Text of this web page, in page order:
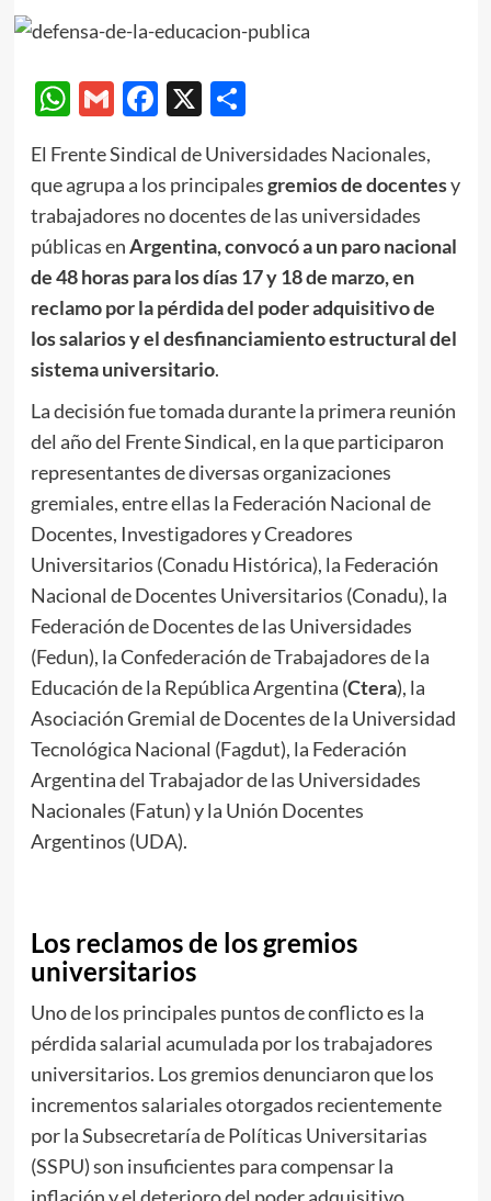
WhatsApp
GmailFacebook
X Compartir
El Frente Sindical de Universidades Nacionales,
que agrupa a los principalesgremios de docentesy
trabajadores no docentes de las universidades
públicas enArgentina, convocó a un paro nacional
de 48 horas para los días 17 y 18 de marzo, en
reclamo por la pérdida del poder adquisitivo de
los salarios y el desfinanciamiento estructural del
sistema universitario.
La decisión fue tomada durante la primera reunión
del año del Frente Sindical, en la que participaron
representantes de diversas organizaciones
gremiales, entre ellas la Federación Nacional de
Docentes, Investigadores y Creadores
Universitarios (Conadu Histórica), la Federación
Nacional de Docentes Universitarios (Conadu), la
Federación de Docentes de las Universidades
(Fedun), la Confederación de Trabajadores de la
Educación de la República Argentina (Ctera), la
Asociación Gremial de Docentes de la Universidad
Tecnológica Nacional (Fagdut), la Federación
Argentina del Trabajador de las Universidades
Nacionales (Fatun) y la Unión Docentes
Argentinos (UDA).
Los reclamos de los gremios
universitarios
Uno de los principales puntos de conflicto es la
pérdida salarial acumulada por los trabajadores
universitarios. Los gremios denunciaron que los
incrementos salariales otorgados recientemente
por la Subsecretaría de Políticas Universitarias
(SSPU) son insuficientes para compensar la